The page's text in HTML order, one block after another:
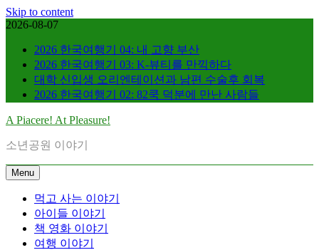
Skip to content
2026-08-07
2026 한국여행기 04: 내 고향 부산
2026 한국여행기 03: K-뷰티를 만끽하다
대학 신입생 오리엔테이션과 남편 수술후 회복
2026 한국여행기 02: 82쿡 덕분에 만난 사람들
A Piacere! At Pleasure!
소년공원 이야기
Menu
먹고 사는 이야기
아이들 이야기
책 영화 이야기
여행 이야기